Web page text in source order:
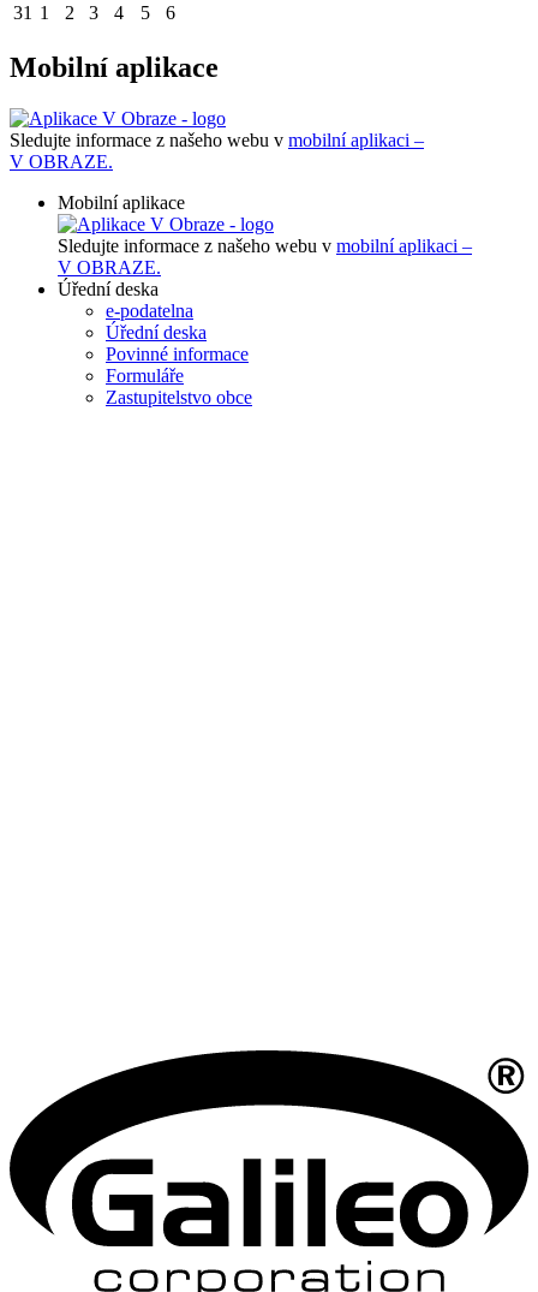
31 1 2 3 4 5 6
Mobilní aplikace
Sledujte informace z našeho webu v mobilní aplikaci –
V OBRAZE.
Mobilní aplikace
Sledujte informace z našeho webu v mobilní aplikaci –
V OBRAZE.
Úřední deska
e-podatelna
Úřední deska
Povinné informace
Formuláře
Zastupitelstvo obce